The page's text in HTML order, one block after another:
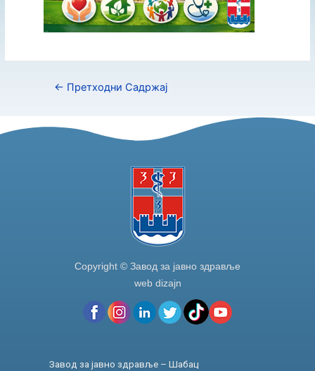
← Претходни Садржај
Copyright © Завод за јавно здравље
web dizajn
Завод за јавно здравље – Шабац